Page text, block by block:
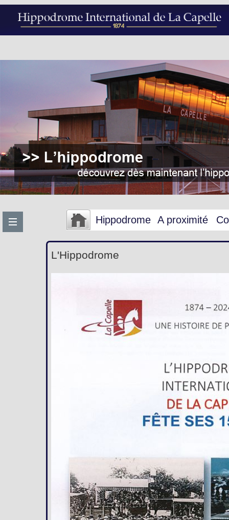
Hippodrome A proximité
L'Hippodrome